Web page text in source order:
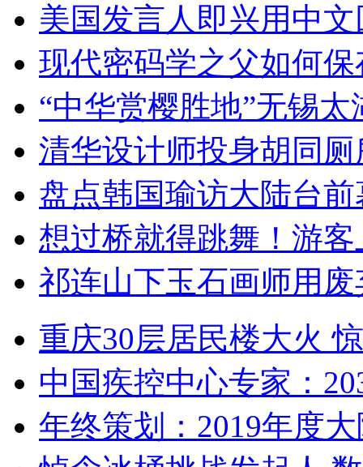
美国发言人即兴用中
现代密码学之父如何
“中华赏樱胜地”无锡
清华设计师投身胡同
盘点韩国瑜访大陆台
想过桥就得跳舞！游客
祁连山下玉石画师用
重庆30层居民楼大火
中国疾控中心专家：
年终策划：2019年度